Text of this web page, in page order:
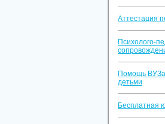
Аттестация
Психолого-
Помощь
детьми
Бесплатная